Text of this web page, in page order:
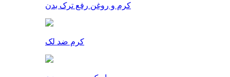
کرم و روغن رفع ترک بدن
کرم ضد لک